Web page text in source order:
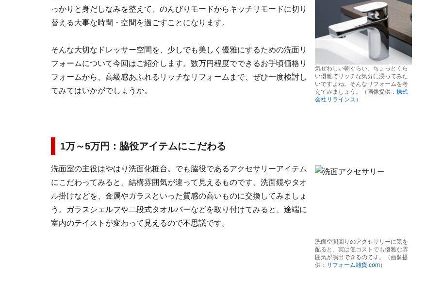
気ぜわしい朝ぐらい、ちょっとくら
い優雅でリッチな気分に浸ってみた
いですよね。そんなリフォームを考
えてみましょう。（画像提供： 株式
会社リラインス ）
っかりと身だしなみを整えて、のんびりモードからキッチリモードに切り
替える大事な時間・空間を過ごすことになります。
そんな大切なドレッサー空間を、少しでも美しく優雅にするための洗面リ
フォームについて今回はご紹介します。数万円程度でできるお手頃価格リ
フォームから、高級感あふれるリッチなリフォームまで、ぜひ一度検討し
てみてはいかがでしょうか。
1万～5万円：脇役アイテムにこだわる
洗面空間回りのアクセサリーに気を
配ると、実は低コストでも優雅な雰
囲気が演出できるのです。（画像提
供： リフォーム雑貨.com）
洗面室の主役はやはり洗面化粧台。でも脇役であるアクセサリーアイテム
にこだわってみると、結構雰囲気が違って見えるものです。洗面鏡やタオ
ル掛けなどを、金属やガラスといった質感の高いものに交換してみましょ
う。ガラスシェルフや二段式タオルバーなどを取り付けてみると、途端に
室内のテイストが変わって見えるので不思議です。